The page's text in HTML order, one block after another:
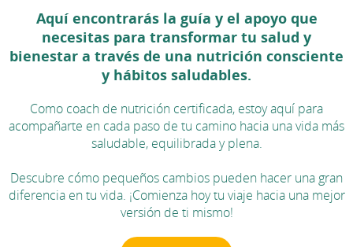
Aquí encontrarás la guía y el apoyo que
necesitas para transformar tu salud y
bienestar a través de una nutrición consciente
y hábitos saludables.
Como coach de nutrición certificada, estoy aquí para
acompañarte en cada paso de tu camino hacia una vida más
saludable, equilibrada y plena.
Descubre cómo pequeños cambios pueden hacer una gran
diferencia en tu vida. ¡Comienza hoy tu viaje hacia una mejor
versión de ti mismo!